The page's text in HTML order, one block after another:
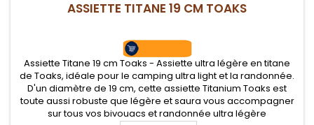
ASSIETTE TITANE 19 CM TOAKS
Assiette Titane 19 cm Toaks - Assiette ultra légère en titane
de Toaks, idéale pour le camping ultra light et la randonnée.
D'un diamètre de 19 cm, cette assiette Titanium Toaks est
toute aussi robuste que légère et saura vous accompagner
sur tous vos bivouacs et randonnée ultra légère